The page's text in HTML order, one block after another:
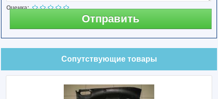
Оценка:
Отправить
Сопутствующие товары